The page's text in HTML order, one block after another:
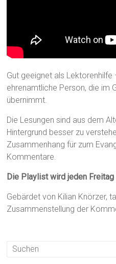
Gut geeignet als Lektorenhilfe
ehrenamtliche Person, die im
übernimmt.
Die Lesungen sind aus dem
Hintergrund besser zu
Zusammenhang für zum
Kommentare.
Die Playlist wird jeden
Gebärdet von Kilian Knörzer,
Zusammenstellung der